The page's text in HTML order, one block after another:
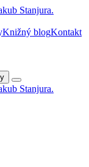
Knižný blogKontakt